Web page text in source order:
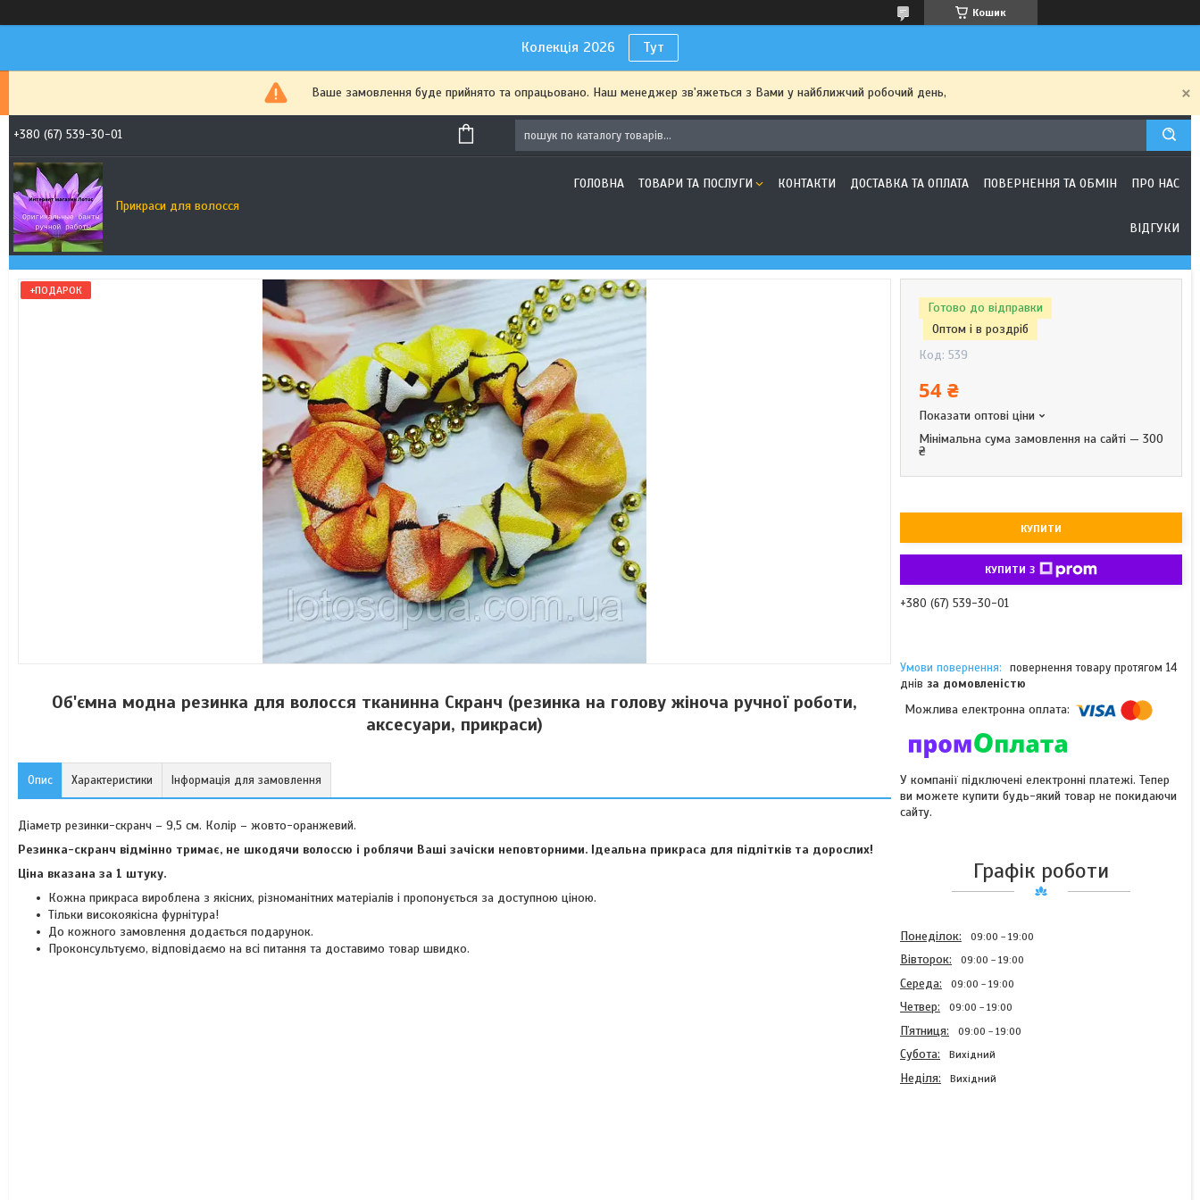
Кошик
Колекція 2026 Тут
Ваше замовлення буде прийнято та опрацьовано. Наш менеджер зв'яжеться з Вами у найближчий робочий день,
+380 (67) 539-30-01
Прикраси для волосся
ГОЛОВНА ТОВАРИ ТА ПОСЛУГИ КОНТАКТИ ДОСТАВКА ТА ОПЛАТА ПОВЕРНЕННЯ ТА ОБМІН ПРО НАС
ВІДГУКИ
+ПОДАРОК
Об'ємна модна резинка для волосся тканинна Скранч (резинка на голову жіноча ручної роботи,
аксесуари, прикраси)
Опис Характеристики Інформація для замовлення
Діаметр резинки-скранч – 9,5 см. Колір – жовто-оранжевий.
Резинка-скранч відмінно тримає, не шкодячи волоссю і роблячи Ваші зачіски неповторними. Ідеальна прикраса для підлітків та дорослих!
Ціна вказана за 1 штуку.
Кожна прикраса вироблена з якісних, різноманітних матеріалів і пропонується за доступною ціною.
Тільки високоякісна фурнітура!
До кожного замовлення додається подарунок.
Проконсультуємо, відповідаємо на всі питання та доставимо товар швидко.
Готово до відправки
Оптом і в роздріб
Код: 539
54 ₴
Показати оптові ціни
Мінімальна сума замовлення на сайті — 300
₴
КУПИТИ
КУПИТИ З
+380 (67) 539-30-01
повернення товару протягом 14
днів за домовленістю
У компанії підключені електронні платежі. Тепер
ви можете купити будь-який товар не покидаючи
сайту.
Графік роботи
Понеділок 09:00 19:00
Вівторок 09:00 19:00
Середа 09:00 19:00
Четвер 09:00 19:00
Пʼятниця 09:00 19:00
Субота Вихідний
Неділя Вихідний